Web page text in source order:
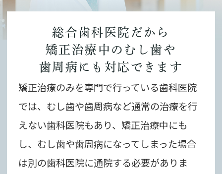
総合歯科医院だから
矯正治療中のむし歯や
歯周病にも対応できます
矯正治療のみを専門で行っている歯科医院
では、むし歯や歯周病など通常の治療を行
えない歯科医院もあり、矯正治療中にも
し、むし歯や歯周病になってしまった場合
は別の歯科医院に通院する必要がありま